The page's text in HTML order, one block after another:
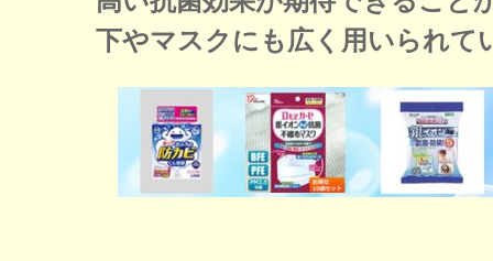
下やマスクにも広く用いられて